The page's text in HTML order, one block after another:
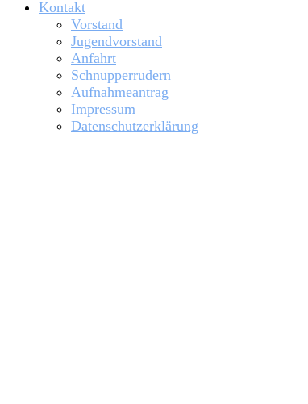
Kontakt
Vorstand
Jugendvorstand
Anfahrt
Schnupperrudern
Aufnahmeantrag
Impressum
Datenschutzerklärung